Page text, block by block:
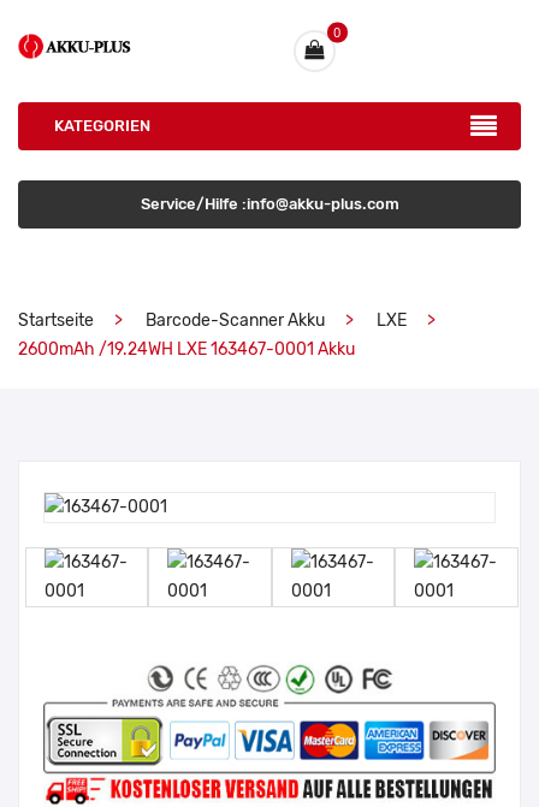
0
KATEGORIEN
Service/Hilfe :info@akku-plus.com
Startseite Barcode-Scanner Akku
LXE
2600mAh /19.24WH LXE 163467-0001 Akku